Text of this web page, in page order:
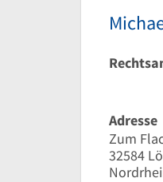
Adresse
Zum
32584